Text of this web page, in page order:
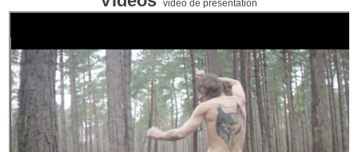
vidéo de présentation